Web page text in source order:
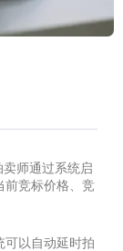
师通过系统启
前竞标价格、竞
可以自动延时拍